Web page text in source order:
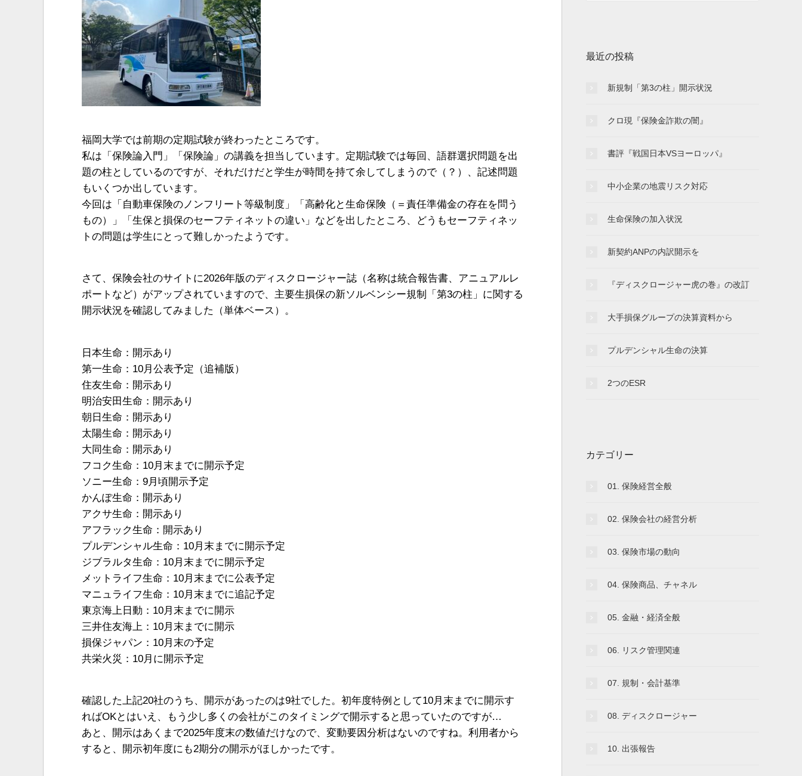
福岡大学では前期の定期試験が終わったところです。
私は「保険論入門」「保険論」の講義を担当しています。定期試験では毎回、語群選択問題を出
題の柱としているのですが、それだけだと学生が時間を持て余してしまうので（？）、記述問題
もいくつか出しています。
今回は「自動車保険のノンフリート等級制度」「高齢化と生命保険（＝責任準備金の存在を問う
もの）」「生保と損保のセーフティネットの違い」などを出したところ、どうもセーフティネッ
トの問題は学生にとって難しかったようです。
さて、保険会社のサイトに2026年版のディスクロージャー誌（名称は統合報告書、アニュアルレ
ポートなど）がアップされていますので、主要生損保の新ソルベンシー規制「第3の柱」に関する
開示状況を確認してみました（単体ベース）。
日本生命：開示あり
第一生命：10月公表予定（追補版）
住友生命：開示あり
明治安田生命：開示あり
朝日生命：開示あり
太陽生命：開示あり
大同生命：開示あり
フコク生命：10月末までに開示予定
ソニー生命：9月頃開示予定
かんぽ生命：開示あり
アクサ生命：開示あり
アフラック生命：開示あり
プルデンシャル生命：10月末までに開示予定
ジブラルタ生命：10月末までに開示予定
メットライフ生命：10月末までに公表予定
マニュライフ生命：10月末までに追記予定
東京海上日動：10月末までに開示
三井住友海上：10月末までに開示
損保ジャパン：10月末の予定
共栄火災：10月に開示予定
確認した上記20社のうち、開示があったのは9社でした。初年度特例として10月末までに開示す
ればOKとはいえ、もう少し多くの会社がこのタイミングで開示すると思っていたのですが…
あと、開示はあくまで2025年度末の数値だけなので、変動要因分析はないのですね。利用者から
すると、開示初年度にも2期分の開示がほしかったです。
最近の投稿
新規制「第3の柱」開示状況
クロ現『保険金詐欺の闇』
書評『戦国日本VSヨーロッパ』
中小企業の地震リスク対応
生命保険の加入状況
新契約ANPの内訳開示を
『ディスクロージャー虎の巻』の改訂
大手損保グループの決算資料から
プルデンシャル生命の決算
2つのESR
カテゴリー
01. 保険経営全般
02. 保険会社の経営分析
03. 保険市場の動向
04. 保険商品、チャネル
05. 金融・経済全般
06. リスク管理関連
07. 規制・会計基準
08. ディスクロージャー
10. 出張報告